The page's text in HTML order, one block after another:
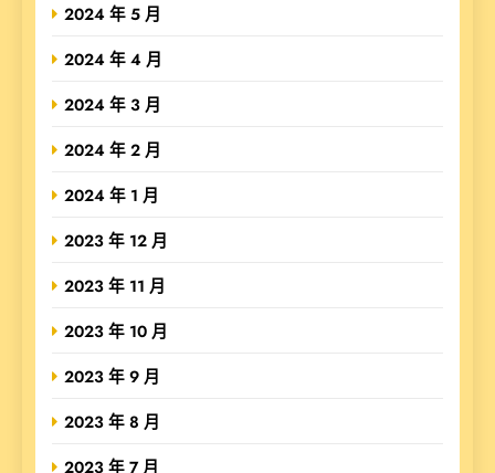
2024 年 5 月
2024 年 4 月
2024 年 3 月
2024 年 2 月
2024 年 1 月
2023 年 12 月
2023 年 11 月
2023 年 10 月
2023 年 9 月
2023 年 8 月
2023 年 7 月